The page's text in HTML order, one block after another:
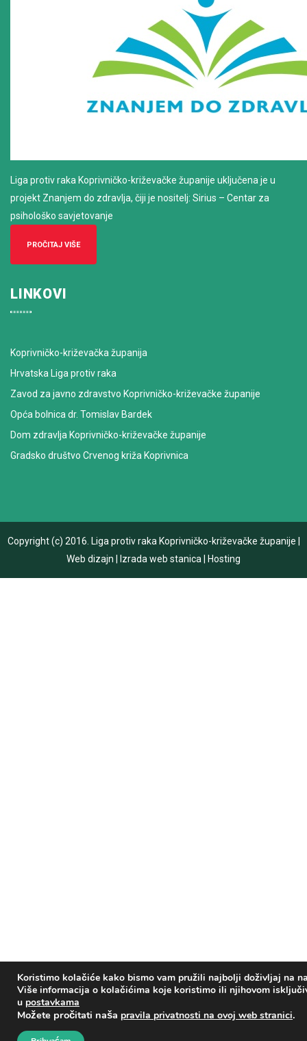
Koristimo kolačiće kako bismo vam pružili najbolji doživljaj na
Više informacija o kolačićima koje koristimo ili njihovom
u postavkama
Možete pročitati naša pravila privatnosti na ovoj web stranici.
Liga protiv raka Koprivničko-križevačke županije uključena je u
projekt Znanjem do zdravlja, čiji je nositelj: Sirius – Centar za
psihološko savjetovanje
PROČITAJ VIŠE
LINKOVI
Koprivničko-križevačka županija
Hrvatska Liga protiv raka
Zavod za javno zdravstvo Koprivničko-križevačke županije
Opća bolnica dr. Tomislav Bardek
Dom zdravlja Koprivničko-križevačke županije
Gradsko društvo Crvenog križa Koprivnica
Copyright (c) 2016. Liga protiv raka Koprivničko-križevačke županije
Web dizajn
Izrada web stanica Hosting